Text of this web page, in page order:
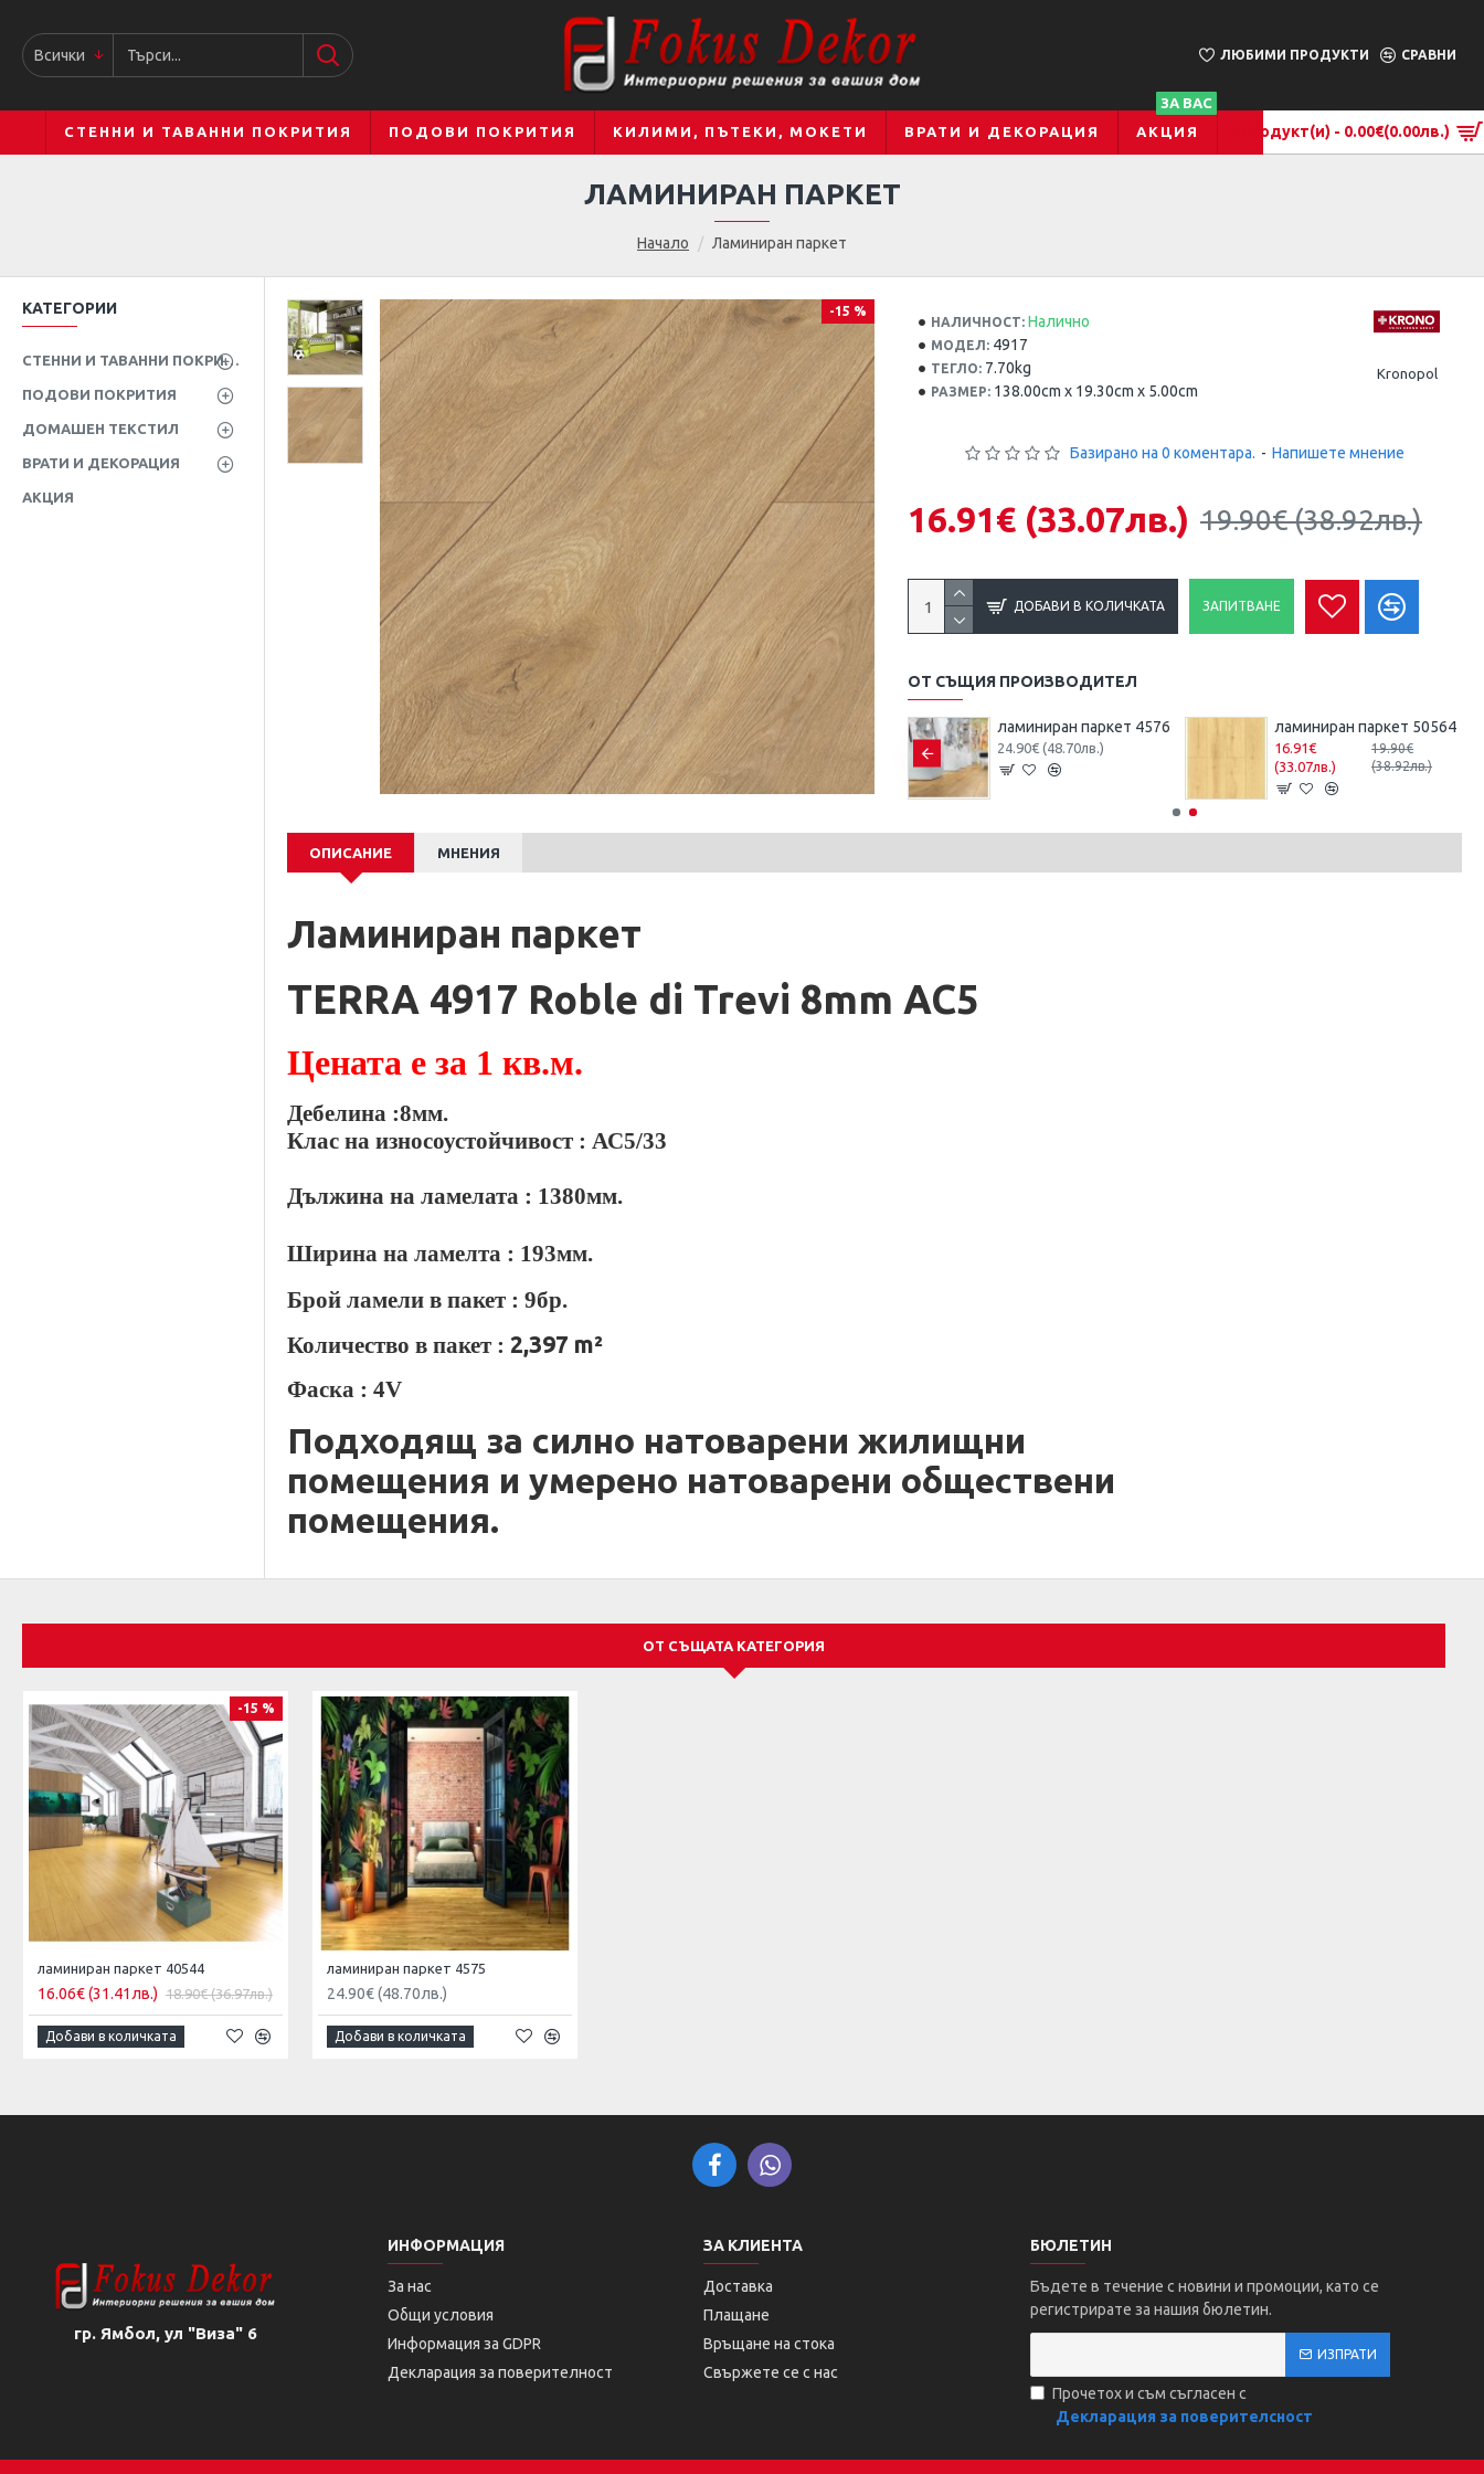
Всички ЛЮБИМИ ПРОДУКТИ СРАВНИ
СТЕННИ И ТАВАННИ ПОКРИТИЯ ПОДОВИ ПОКРИТИЯ КИЛИМИ, ПЪТЕКИ, МОКЕТИ ВРАТИ И ДЕКОРАЦИЯ АКЦИЯ
ЗА ВАС
0 продукт(и) - 0.00€(0.00лв.)
Начало Ламиниран паркет
ЛАМИНИРАН ПАРКЕТ
КАТЕГОРИИ
СТЕННИ И ТАВАННИ ПОКРИТИЯ
ПОДОВИ ПОКРИТИЯ
ДОМАШЕН ТЕКСТИЛ
ВРАТИ И ДЕКОРАЦИЯ
АКЦИЯ
-15 %
НАЛИЧНОСТ: Налично
МОДЕЛ: 4917
ТЕГЛО: 7.70kg
РАЗМЕР: 138.00cm x 19.30cm x 5.00cm
Kronopol
Базирано на 0 коментара. - Напишете мнение
16.91€ (33.07лв.) 19.90€(38.92лв.)
ДОБАВИ В КОЛИЧКАТА ЗАПИТВАНЕ
ОТ СЪЩИЯ ПРОИЗВОДИТЕЛ
ламиниран паркет 40544
16.06€
(31.41лв.)
18.90€
(36.97лв.)
ламиниран паркет 4575
24.90€(48.70лв.)
ламиниран паркет 4576
24.90€(48.70лв.)
ламиниран паркет 50564
16.91€
(33.07лв.)
19.90€
(38.92лв.)
ОПИСАНИЕ МНЕНИЯ
Ламиниран паркет
TERRA 4917 Roble di Trevi 8mm AC5
Цената е за 1 кв.м.
Дебелина :8мм.
Клас на износоустойчивост : АС5/33
Дължина на ламелата : 1380мм.
Ширина на ламелта : 193мм.
Брой ламели в пакет : 9бр.
Количество в пакет : 2,397 m²
Фаска : 4V
Подходящ за силно натоварени жилищни
помещения и умерено натоварени обществени
помещения.
ОТ СЪЩАТА КАТЕГОРИЯ
-15 %
ламиниран паркет 40544
16.06€(31.41лв.) 18.90€(36.97лв.)
Добави в количката
ламиниран паркет 4575
24.90€(48.70лв.)
Добави в количката
гр. Ямбол, ул "Виза" 6
ИНФОРМАЦИЯ
За нас
Общи условия
Информация за GDPR
Декларация за поверителност
ЗА КЛИЕНТА
Доставка
Плащане
Връщане на стока
Свържете се с нас
БЮЛЕТИН
Бъдете в течение с новини и промоции, като се
регистрирате за нашия бюлетин.
ИЗПРАТИ
Прочетох и съм съгласен с
Декларация за поверителсност